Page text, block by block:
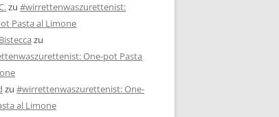
zu #wirrettenwaszurettenist:
Pasta al Limone
zu
One-pot Pasta
zu #wirrettenwaszurettenist: One-
al Limone